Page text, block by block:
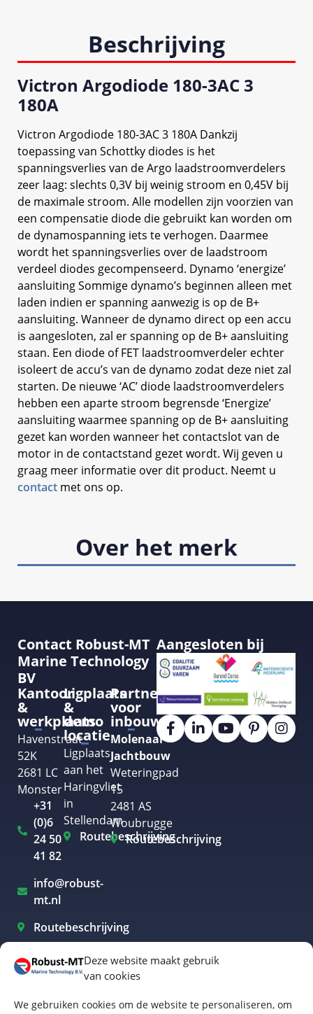
Deze website maakt gebruik
van cookies
We gebruiken cookies om de website te personaliseren, om
Beschrijving
Over het merk
Victron Argodiode 180-3AC 3
180A
Victron Argodiode 180-3AC 3 180A Dankzij
toepassing van Schottky diodes is het
spanningsverlies van de Argo laadstroomverdelers
zeer laag: slechts 0,3V bij weinig stroom en 0,45V bij
de maximale stroom. Alle modellen zijn voorzien van
een compensatie diode die gebruikt kan worden om
de dynamospanning iets te verhogen. Daarmee
wordt het spanningsverlies over de laadstroom
verdeel diodes gecompenseerd. Dynamo ‘energize’
aansluiting Sommige dynamo’s beginnen alleen met
laden indien er spanning aanwezig is op de B+
aansluiting. Wanneer de dynamo direct op een accu
is aangesloten, zal er spanning op de B+ aansluiting
staan. Een diode of FET laadstroomverdeler echter
isoleert de accu’s van de dynamo zodat deze niet zal
starten. De nieuwe ‘AC’ diode laadstroomverdelers
hebben een aparte stroom begrensde ‘Energize’
aansluiting waarmee spanning op de B+ aansluiting
gezet kan worden wanneer het contactslot van de
motor in de contactstand gezet wordt. Wij geven u
graag meer informatie over dit product. Neemt u
contact met ons op.
Contact Robust-MT
Marine Technology
BV
Kantoor
&
werkplaats
Havenstraat
52K
2681 LC
Monster
+31
(0)6
24 50
41 82
info@robust-
mt.nl
Routebeschrijving
Ligplaats
&
demo
locatie
Ligplaats
aan het
Haringvliet
in
Stellendam
Routebeschrijving
Partner
voor
inbouw
Molenaar
Jachtbouw
Weteringpad
15
2481 AS
Woubrugge
Routebeschrijving
Aangesloten bij
Elektrisch varen Westland
Elektrisch varen Rotterdam